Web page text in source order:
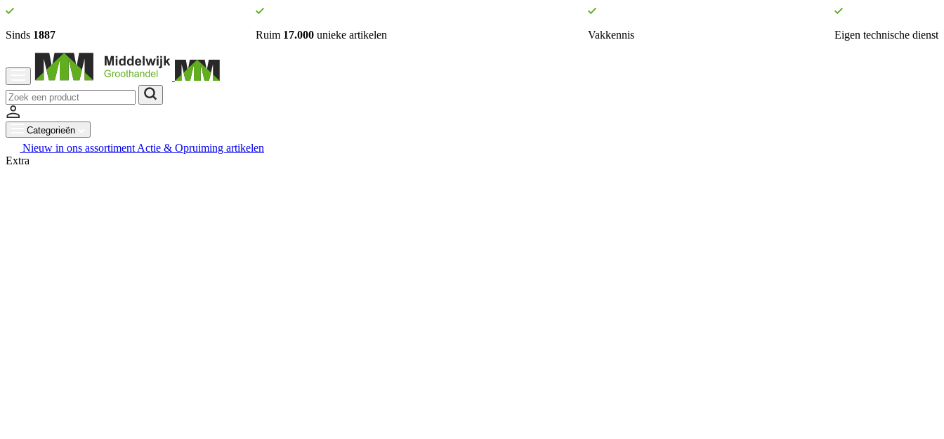
Sinds 1887 Ruim 17.000 unieke artikelen Vakkennis Eigen technische dienst
Categorieën
Nieuw in ons assortiment Actie & Opruiming artikelen
Extra